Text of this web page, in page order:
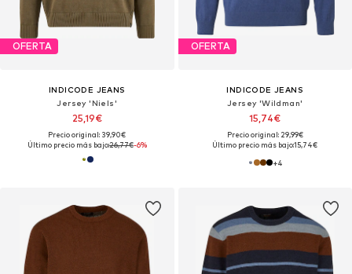
OFERTA
INDICODE JEANS
Jersey 'Niels'
25,19€
Precio original: 39,90€
Último precio más bajo:26,77€-6%
OFERTA
INDICODE JEANS
Jersey 'Wildman'
15,74€
Precio original: 29,99€
Último precio más bajo:15,74€
+4